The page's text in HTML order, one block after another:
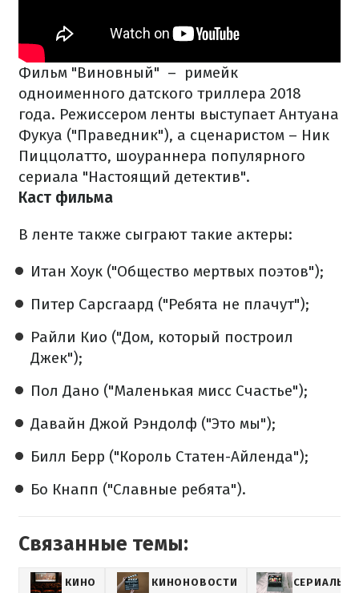
Фильм "Виновный" – римейк
одноименного датского триллера 2018
года. Режиссером ленты выступает Антуана
Фукуа ("Праведник"), а сценаристом – Ник
Пиццолатто, шоураннера популярного
сериала "Настоящий детектив".
Каст фильма
В ленте также сыграют такие актеры:
Итан Хоук ("Общество мертвых поэтов");
Питер Сарсгаард ("Ребята не плачут");
Райли Кио ("Дом, который построил
Джек");
Пол Дано ("Маленькая мисс Счастье");
Давайн Джой Рэндолф ("Это мы");
Билл Берр ("Король Статен-Айленда");
Бо Кнапп ("Славные ребята").
Связанные темы:
КИНО КИНОНОВОСТИ СЕРИАЛЫ